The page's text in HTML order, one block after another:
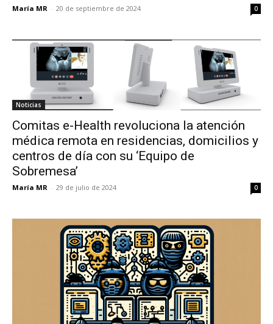
María MR - 20 de septiembre de 2024 0
Noticias
Comitas e-Health revoluciona la atención
médica remota en residencias, domicilios y
centros de día con su ‘Equipo de
Sobremesa’
María MR - 29 de julio de 2024 0